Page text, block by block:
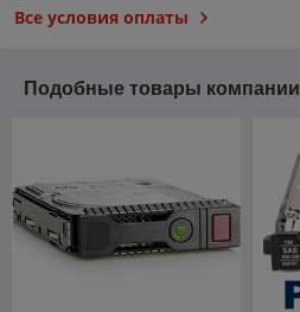
Все условия оплаты
Подобные товары компании